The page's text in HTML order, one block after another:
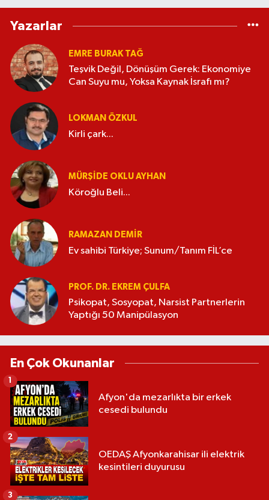
Yazarlar
EMRE BURAK TAĞ
Teşvik Değil, Dönüşüm Gerek: Ekonomiye
Can Suyu mu, Yoksa Kaynak İsrafı mı?
LOKMAN ÖZKUL
Kirli çark...
MÜRŞIDE OKLU AYHAN
Köroğlu Beli...
RAMAZAN DEMİR
Ev sahibi Türkiye; Sunum/Tanım FİL’ce
PROF. DR. EKREM ÇULFA
Psikopat, Sosyopat, Narsist Partnerlerin
Yaptığı 50 Manipülasyon
En Çok Okunanlar
Afyon'da mezarlıkta bir erkek
cesedi bulundu
1
OEDAŞ Afyonkarahisar ili elektrik
kesintileri duyurusu
2
3